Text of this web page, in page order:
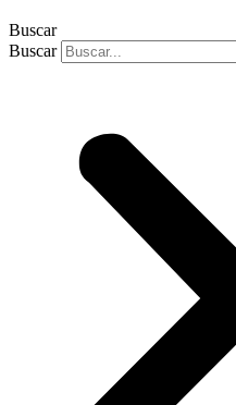
Buscar
Buscar